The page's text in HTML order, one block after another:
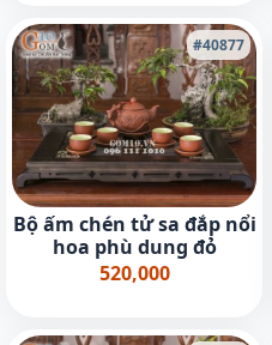
#40877
Bộ ấm chén tử sa đắp nổi
hoa phù dung đỏ
520,000